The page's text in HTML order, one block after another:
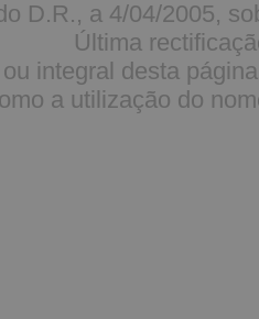
D.R., a 4/04/2005,
Última
integral desta
a utilização do